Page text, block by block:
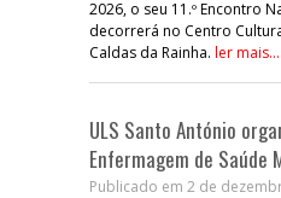
2026, o seu 11.º Encontro
decorrerá no Centro
Caldas da Rainha. ler mais...
ULS Santo António
Enfermagem de Saúde
Publicado em 2 de